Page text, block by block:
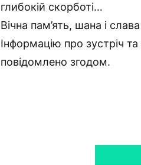
глибокій скорботі…
Вічна пам’ять, шана і
Інформацію про зустріч
повідомлено згодом.